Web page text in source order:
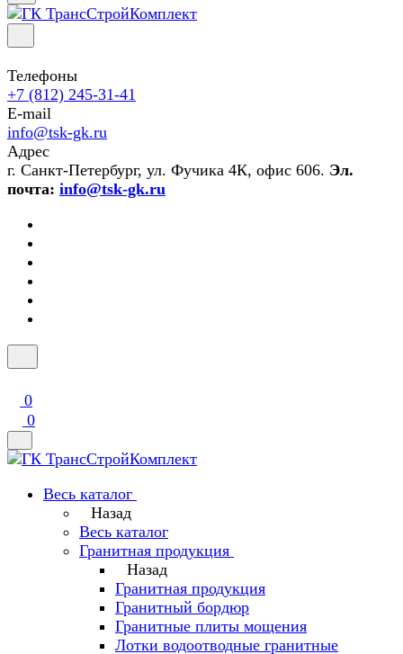
Телефоны
+7 (812) 245-31-41
E-mail
info@tsk-gk.ru
Адрес
г. Санкт-Петербург, ул. Фучика 4К, офис 606. Эл.
почта: info@tsk-gk.ru
0
0
Весь каталог
Назад
Весь каталог
Гранитная продукция
Назад
Гранитная продукция
Гранитный бордюр
Гранитные плиты мощения
Лотки водоотводные гранитные